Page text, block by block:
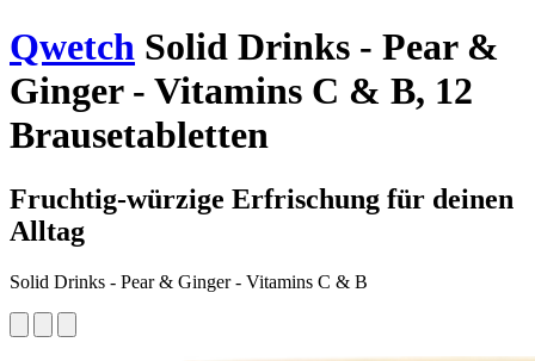
Qwetch Solid Drinks - Pear &
Ginger - Vitamins C & B, 12
Brausetabletten
Fruchtig-würzige Erfrischung für deinen
Alltag
Solid Drinks - Pear & Ginger - Vitamins C & B